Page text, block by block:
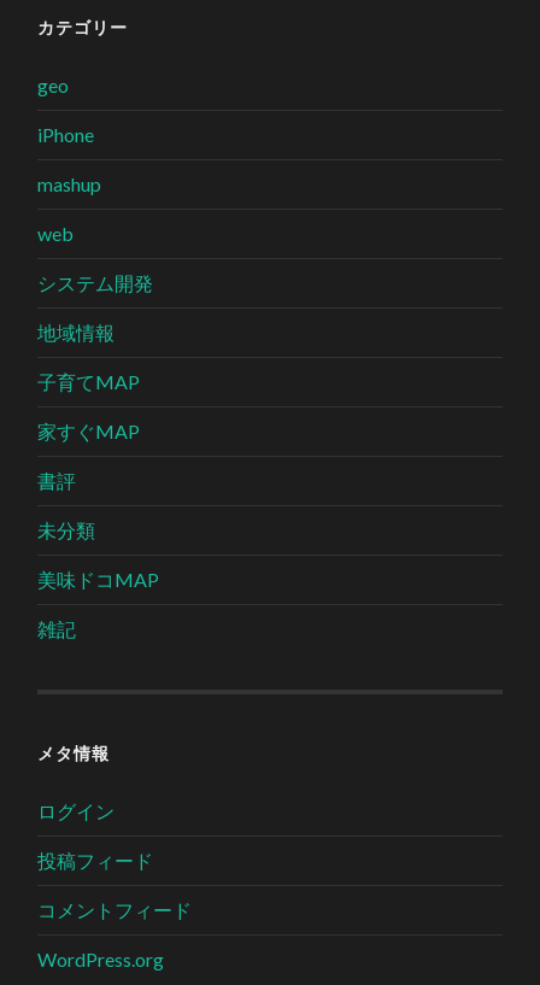
カテゴリー
geo
iPhone
mashup
web
システム開発
地域情報
子育てMAP
家すぐMAP
書評
未分類
美味ドコMAP
雑記
メタ情報
ログイン
投稿フィード
コメントフィード
WordPress.org